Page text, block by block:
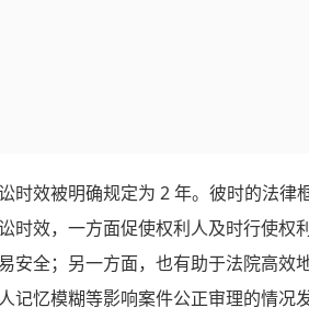
效被明确规定为 2 年。彼时的法律
时效，一方面促使权利人及时行使权
安全；另一方面，也有助于法院高效
记忆模糊等影响案件公正审理的情况